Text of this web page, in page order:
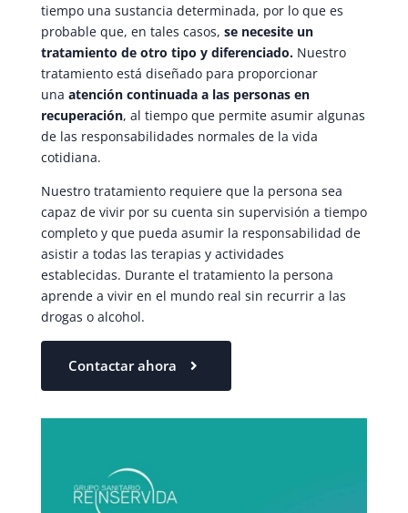
tiempo una sustancia determinada, por lo que es
probable que, en tales casos, se necesite un
tratamiento de otro tipo y diferenciado.Nuestro
tratamiento está diseñado para proporcionar
una atención continuada a las personas en
recuperación, al tiempo que permite asumir algunas
de las responsabilidades normales de la vida
cotidiana.
Nuestro tratamiento requiere que la persona sea
capaz de vivir por su cuenta sin supervisión a tiempo
completo y que pueda asumir la responsabilidad de
asistir a todas las terapias y actividades
establecidas. Durante el tratamiento la persona
aprende a vivir en el mundo real sin recurrir a las
drogas o alcohol.
Contactar ahora